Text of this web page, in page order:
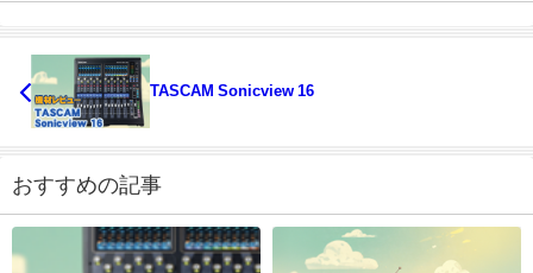
TASCAM Sonicview 16
おすすめの記事